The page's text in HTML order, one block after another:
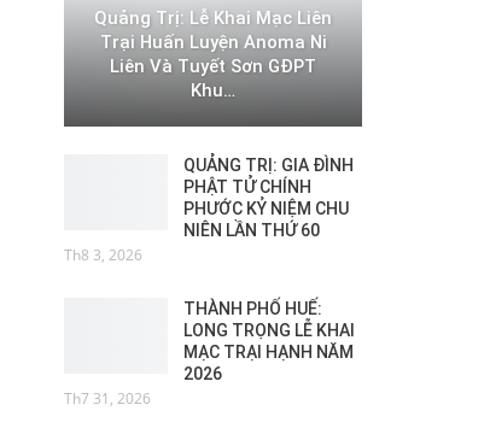
Quảng Trị: Lễ Khai Mạc Liên
Trại Huấn Luyện Anoma Ni
Liên Và Tuyết Sơn GĐPT
Khu…
QUẢNG TRỊ: GIA ĐÌNH
PHẬT TỬ CHÍNH
PHƯỚC KỶ NIỆM CHU
NIÊN LẦN THỨ 60
Th8 3, 2026
THÀNH PHỐ HUẾ:
LONG TRỌNG LỄ KHAI
MẠC TRẠI HẠNH NĂM
2026
Th7 31, 2026